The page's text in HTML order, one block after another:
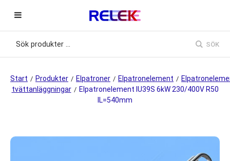
SÖK
Start / Produkter / Elpatroner / Elpatronelement /
tvättanläggningar / Elpatronelement IU39S 6kW 230/400V R50
IL=540mm